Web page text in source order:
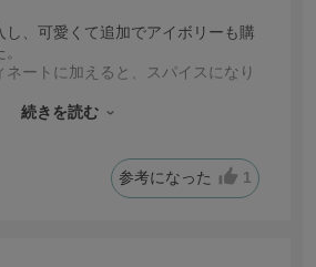
し、可愛くて追加でアイボリーも購
ネートに加えると、スパイスになり
味がなく白かな？といった感じで、
続きを読む
参考になった 1